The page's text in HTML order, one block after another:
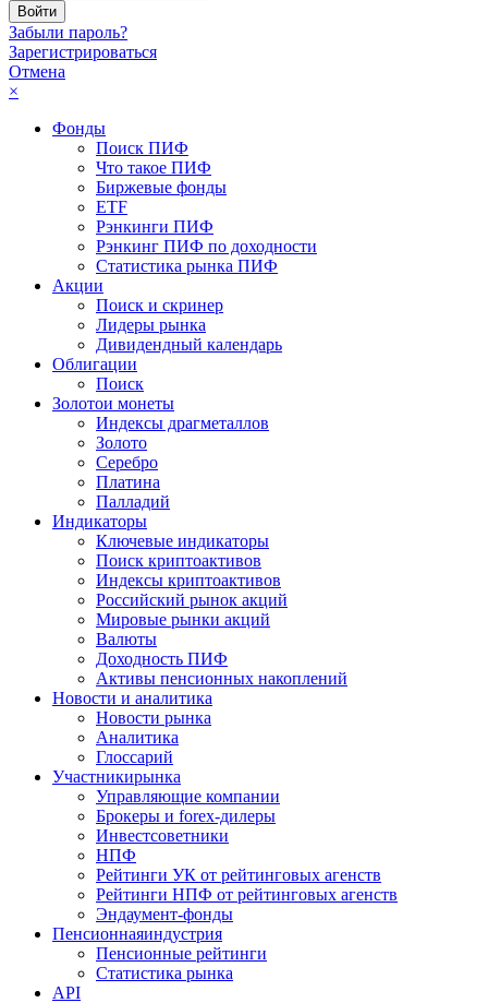
Забыли пароль?
Зарегистрироваться
Отмена
×
Фонды
Поиск ПИФ
Что такое ПИФ
Биржевые фонды
ETF
Рэнкинги ПИФ
Рэнкинг ПИФ по доходности
Статистика рынка ПИФ
Акции
Поиск и скринер
Лидеры рынка
Дивидендный календарь
Облигации
Поиск
Золотои монеты
Индексы драгметаллов
Золото
Серебро
Платина
Палладий
Индикаторы
Ключевые индикаторы
Поиск криптоактивов
Индексы криптоактивов
Российский рынок акций
Мировые рынки акций
Валюты
Доходность ПИФ
Активы пенсионных накоплений
Новости и аналитика
Новости рынка
Аналитика
Глоссарий
Участникирынка
Управляющие компании
Брокеры и forex-дилеры
Инвестсоветники
НПФ
Рейтинги УК от рейтинговых агенств
Рейтинги НПФ от рейтинговых агенств
Эндаумент-фонды
Пенсионнаяиндустрия
Пенсионные рейтинги
Статистика рынка
API